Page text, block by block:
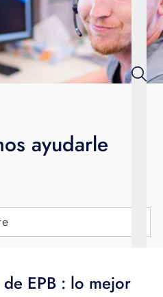
ayudarle
EPB : lo mejor